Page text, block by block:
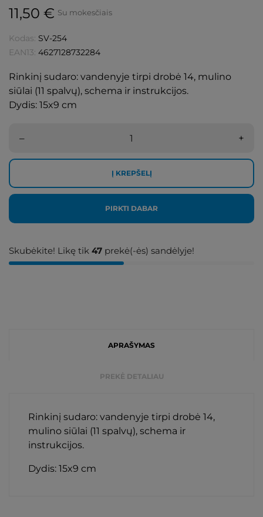
11,50 € Su mokesčiais
Kodas: SV-254
EAN13: 4627128732284
Rinkinį sudaro: vandenyje tirpi drobė 14, mulino
siūlai (11 spalvų), schema ir instrukcijos.
Dydis: 15x9 cm
– +
Į KREPŠELĮ
PIRKTI DABAR
Skubėkite! Likę tik 47 prekė(-ės) sandėlyje!
APRAŠYMAS
PREKĖ DETALIAU
Rinkinį sudaro: vandenyje tirpi drobė 14,
mulino siūlai (11 spalvų), schema ir
instrukcijos.
Dydis: 15x9 cm